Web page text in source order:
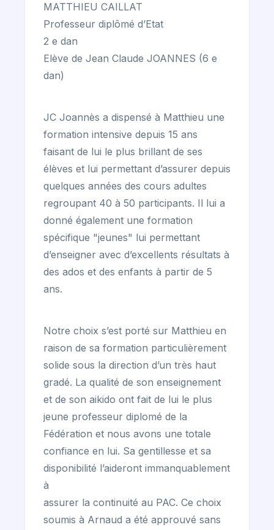
MATTHIEU CAILLAT
Professeur diplômé d’Etat
2 e dan
Elève de Jean Claude JOANNES (6 e
dan)
JC Joannès a dispensé à Matthieu une
formation intensive depuis 15 ans
faisant de lui le plus brillant de ses
élèves et lui permettant d’assurer depuis
quelques années des cours adultes
regroupant 40 à 50 participants. Il lui a
donné également une formation
spécifique "jeunes" lui permettant
d’enseigner avec d’excellents résultats à
des ados et des enfants à partir de 5
ans.
Notre choix s’est porté sur Matthieu en
raison de sa formation particulièrement
solide sous la direction d’un très haut
gradé. La qualité de son enseignement
et de son aikido ont fait de lui le plus
jeune professeur diplomé de la
Fédération et nous avons une totale
confiance en lui. Sa gentillesse et sa
disponibilité l’aideront immanquablement
à
assurer la continuité au PAC. Ce choix
soumis à Arnaud a été approuvé sans